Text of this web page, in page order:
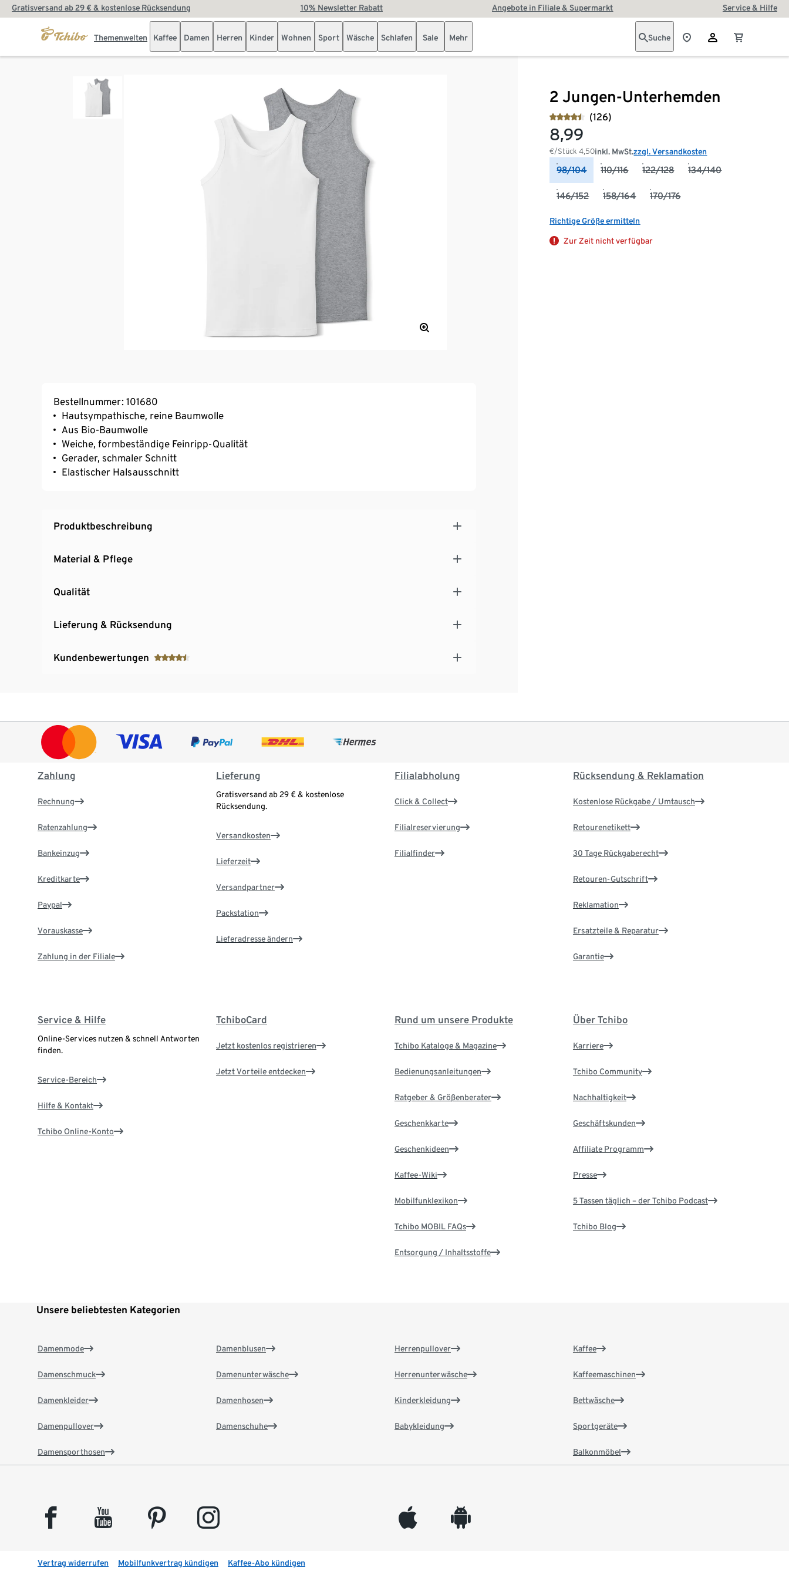
Gratisversand ab 29 € & kostenlose Rücksendung 10% Newsletter Rabatt Angebote in Filiale & Supermarkt Service & Hilfe
Themenwelten Kaffee Damen Herren Kinder Wohnen Sport Wäsche Schlafen Sale Mehr Suche
2 Jungen-Unterhemden
(126)
8,99
€/Stück4,50inkl. MwSt.zzgl. Versandkosten
98/104 110/116 122/128 134/140
146/152 158/164 170/176
Richtige Größe ermitteln
Zur Zeit nicht verfügbar
Bestellnummer: 101680
Hautsympathische, reine Baumwolle
Aus Bio-Baumwolle
Weiche, formbeständige Feinripp-Qualität
Gerader, schmaler Schnitt
Elastischer Halsausschnitt
Produktbeschreibung
Material & Pflege
Qualität
Lieferung & Rücksendung
Kundenbewertungen
Zahlung
Rechnung
Ratenzahlung
Bankeinzug
Kreditkarte
Paypal
Vorauskasse
Zahlung in der Filiale
Lieferung
Gratisversand ab 29 € & kostenlose
Rücksendung.
Versandkosten
Lieferzeit
Versandpartner
Packstation
Lieferadresse ändern
Filialabholung
Click & Collect
Filialreservierung
Filialfinder
Rücksendung & Reklamation
Kostenlose Rückgabe / Umtausch
Retourenetikett
30 Tage Rückgaberecht
Retouren-Gutschrift
Reklamation
Ersatzteile & Reparatur
Garantie
Service & Hilfe
Online-Services nutzen & schnell Antworten
finden.
Service-Bereich
Hilfe & Kontakt
Tchibo Online-Konto
TchiboCard
Jetzt kostenlos registrieren
Jetzt Vorteile entdecken
Rund um unsere Produkte
Tchibo Kataloge & Magazine
Bedienungsanleitungen
Ratgeber & Größenberater
Geschenkkarte
Geschenkideen
Kaffee-Wiki
Mobilfunklexikon
Tchibo MOBIL FAQs
Entsorgung / Inhaltsstoffe
Über Tchibo
Karriere
Tchibo Community
Nachhaltigkeit
Geschäftskunden
Affiliate Programm
Presse
5 Tassen täglich – der Tchibo Podcast
Tchibo Blog
Unsere beliebtesten Kategorien
Damenmode
Damenschmuck
Damenkleider
Damenpullover
Damensporthosen
Damenblusen
Damenunterwäsche
Damenhosen
Damenschuhe
Herrenpullover
Herrenunterwäsche
Kinderkleidung
Babykleidung
Kaffee
Kaffeemaschinen
Bettwäsche
Sportgeräte
Balkonmöbel
facebook youtube pinterest instagram appleinc android
Vertrag widerrufen Mobilfunkvertrag kündigen Kaffee-Abo kündigen